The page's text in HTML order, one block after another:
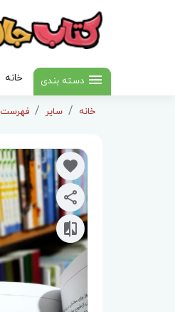
دسته بندی خانه
خانه سایر فهرست موضوعی